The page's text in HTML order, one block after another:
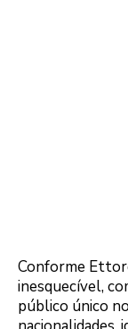
Conforme
inesquecível,
público único